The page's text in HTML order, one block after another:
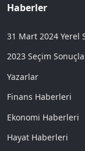
Haberler
31 Mart 2024 Yerel
2023 Seçim
Yazarlar
Finans Haberleri
Ekonomi Haberleri
Hayat Haberleri